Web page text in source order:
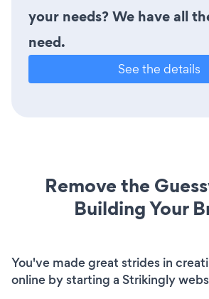
your needs? We have all
need.
See the details
Remove the
Building Your
You've made great strides in
online by starting a Strikingly